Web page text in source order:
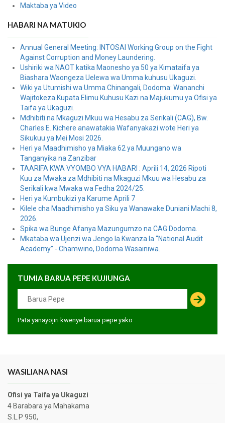
Maktaba ya Video
HABARI NA MATUKIO
Annual General Meeting: INTOSAI Working Group on the Fight
Against Corruption and Money Laundering.
Ushiriki wa NAOT katika Maonesho ya 50 ya Kimataifa ya
Biashara Waongeza Uelewa wa Umma kuhusu Ukaguzi.
Wiki ya Utumishi wa Umma Chinangali, Dodoma: Wananchi
Wajitokeza Kupata Elimu Kuhusu Kazi na Majukumu ya Ofisi ya
Taifa ya Ukaguzi.
Mdhibiti na Mkaguzi Mkuu wa Hesabu za Serikali (CAG), Bw.
Charles E. Kichere anawatakia Wafanyakazi wote Heri ya
Sikukuu ya Mei Mosi 2026.
Heri ya Maadhimisho ya Miaka 62 ya Muungano wa
Tanganyika na Zanzibar
TAARIFA KWA VYOMBO VYA HABARI : Aprili 14, 2026 Ripoti
Kuu za Mwaka za Mdhibiti na Mkaguzi Mkuu wa Hesabu za
Serikali kwa Mwaka wa Fedha 2024/25.
Heri ya Kumbukizi ya Karume Aprili 7
Kilele cha Maadhimisho ya Siku ya Wanawake Duniani Machi 8,
2026.
Spika wa Bunge Afanya Mazungumzo na CAG Dodoma.
Mkataba wa Ujenzi wa Jengo la Kwanza la “National Audit
Academy” - Chamwino, Dodoma Wasainiwa.
TUMIA BARUA PEPE KUJIUNGA
Pata yanayojiri kwenye barua pepe yako
WASILIANA NASI
Ofisi ya Taifa ya Ukaguzi
4 Barabara ya Mahakama
S.L.P 950,